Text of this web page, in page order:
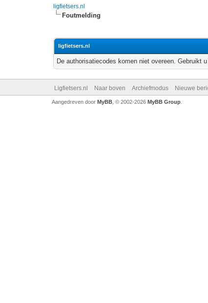
ligfietsers.nl
Foutmelding
ligfietsers.nl
De authorisatiecodes komen niet overeen. Gebruikt
Ligfietsers.nl Naar boven Archiefmodus Nieuwe
Aangedreven door MyBB, © 2002-2026 MyBB Group.